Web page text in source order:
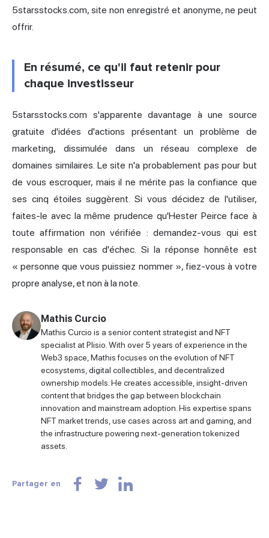
5starsstocks.com, site non enregistré et anonyme, ne peut
offrir.
En résumé, ce qu'il faut retenir pour
chaque investisseur
5starsstocks.com s'apparente davantage à une source
gratuite d'idées d'actions présentant un problème de
marketing, dissimulée dans un réseau complexe de
domaines similaires. Le site n'a probablement pas pour but
de vous escroquer, mais il ne mérite pas la confiance que
ses cinq étoiles suggèrent. Si vous décidez de l'utiliser,
faites-le avec la même prudence qu'Hester Peirce face à
toute affirmation non vérifiée : demandez-vous qui est
responsable en cas d'échec. Si la réponse honnête est
« personne que vous puissiez nommer », fiez-vous à votre
propre analyse, et non à la note.
Mathis Curcio
Mathis Curcio is a senior content strategist and NFT
specialist at Plisio. With over 5 years of experience in the
Web3 space, Mathis focuses on the evolution of NFT
ecosystems, digital collectibles, and decentralized
ownership models. He creates accessible, insight-driven
content that bridges the gap between blockchain
innovation and mainstream adoption. His expertise spans
NFT market trends, use cases across art and gaming, and
the infrastructure powering next-generation tokenized
assets.
Partager en